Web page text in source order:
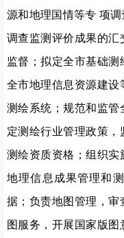
源和地理国情等专 项
调查监测评价成果的汇
监督；拟定全市基础
全市地理信息资源建设
测绘系统；规范和监管
定测绘行业管理政策，
测绘资质资格；组织
地理信息成果管理和
据；负责地图管理，
图服务，开展国家版